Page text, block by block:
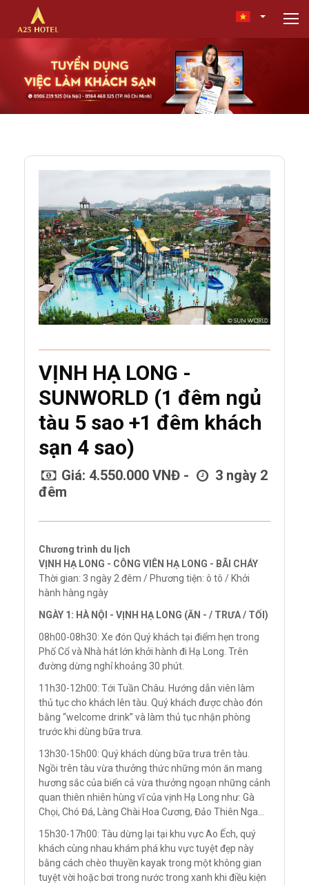
VỊNH HẠ LONG -
SUNWORLD (1 đêm ngủ
tàu 5 sao +1 đêm khách
sạn 4 sao)
Giá: 4.550.000 VNĐ -
3 ngày 2
đêm
Chương trình du lịch
VỊNH HẠ LONG - CÔNG VIÊN HẠ LONG - BÃI CHÁY
Thời gian: 3 ngày 2 đêm / Phương tiện: ô tô / Khởi
hành hàng ngày
NGÀY 1: HÀ NỘI - VỊNH HẠ LONG (ĂN - / TRƯA / TỐI)
08h00-08h30: Xe đón Quý khách tại điểm hẹn trong
Phố Cổ và Nhà hát lớn khởi hành đi Hạ Long. Trên
đường dừng nghỉ khoảng 30 phút.
11h30-12h00: Tới Tuần Châu. Hướng dẫn viên làm
thủ tục cho khách lên tàu. Quý khách được chào đón
bằng “welcome drink” và làm thủ tục nhận phòng
trước khi dùng bữa trưa.
13h30-15h00: Quý khách dùng bữa trưa trên tàu.
Ngồi trên tàu vừa thưởng thức những món ăn mang
hương sắc của biển cả vừa thưởng ngoạn những cảnh
quan thiên nhiên hùng vĩ của vịnh Hạ Long như: Gà
Chọi, Chó Đá, Làng Chài Hoa Cương, Đảo Thiên Nga…
15h30-17h00: Tàu dừng lại tại khu vực Ao Ếch, quý
khách cùng nhau khám phá khu vực tuyệt đẹp này
bằng cách chèo thuyền kayak trong một không gian
tuyệt vời hoặc bơi trong nước trong xanh khi điều kiện